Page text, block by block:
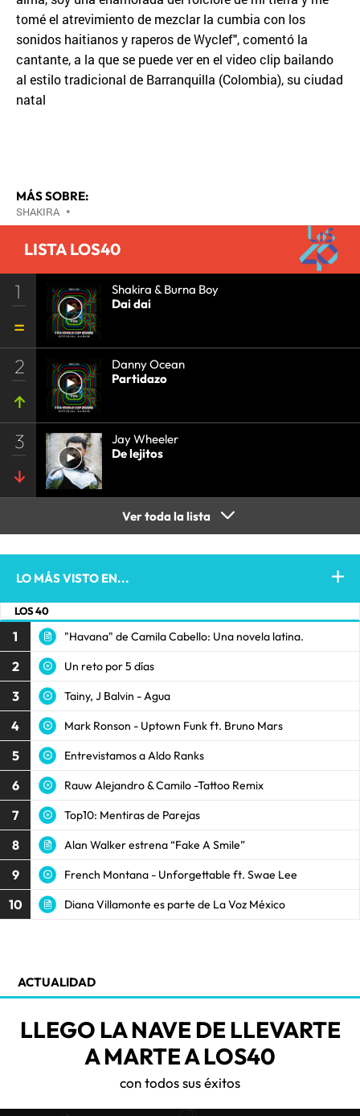
tomé el atrevimiento de mezclar la cumbia con los
sonidos haitianos y raperos de Wyclef", comentó la
cantante, a la que se puede ver en el video clip bailando
al estilo tradicional de Barranquilla (Colombia), su ciudad
natal
MÁS SOBRE:
SHAKIRA •
LISTA LOS40
1
Shakira & Burna Boy
Dai dai
2
Danny Ocean
Partidazo
3
Jay Wheeler
De lejitos
Ver toda la lista
LO MÁS VISTO EN...
LOS 40
1 "Havana" de Camila Cabello: Una novela latina.
2 Un reto por 5 días
3 Tainy, J Balvin - Agua
4 Mark Ronson - Uptown Funk ft. Bruno Mars
5 Entrevistamos a Aldo Ranks
6 Rauw Alejandro & Camilo -Tattoo Remix
7 Top10: Mentiras de Parejas
8 Alan Walker estrena “Fake A Smile”
9 French Montana - Unforgettable ft. Swae Lee
10 Diana Villamonte es parte de La Voz México
ACTUALIDAD
LLEGO LA NAVE DE LLEVARTE
A MARTE A LOS40
con todos sus éxitos